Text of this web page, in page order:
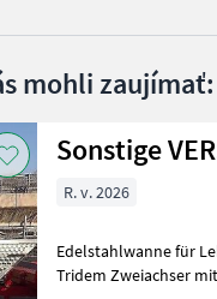
mohli zaujímať:
Sonstige
R. v. 2026
Edelstahlwanne für
Tridem Zweiachser